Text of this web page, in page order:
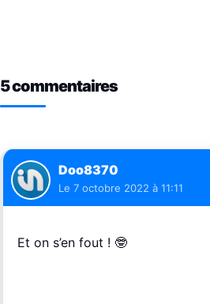
5 commentaires
Doo8370
Le 7 octobre 2022 à 11:11
Et on s’en fout ! 🤓